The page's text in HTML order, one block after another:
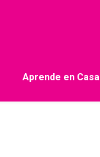
Aprende en Casa